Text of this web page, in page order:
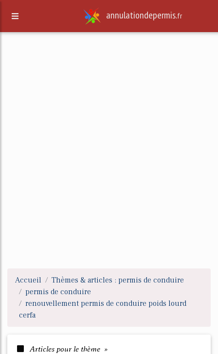
annulationdepermis.fr
Accueil
Thèmes & articles : permis de conduire
permis de conduire
renouvellement permis de conduire poids lourd
cerfa
Articles pour le thème »